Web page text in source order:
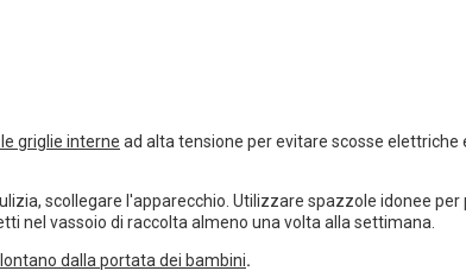
griglie interne ad alta tensione per evitare scosse
scollegare l'apparecchio. Utilizzare spazzole idonee per
nel vassoio di raccolta almeno una volta alla settimana.
dalla portata dei bambini.